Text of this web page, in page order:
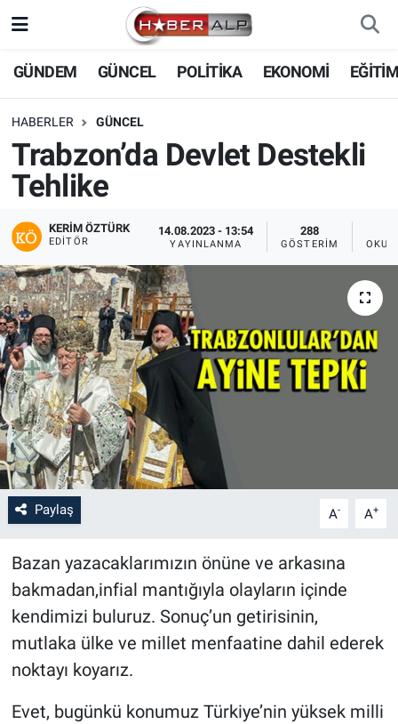
GÜNDEM GÜNCEL POLİTİKA EKONOMİ
HABERLER GÜNCEL
Trabzon’da Devlet Destekli
Tehlike
KERIM ÖZTÜRK
EDITÖR
14.08.2023 - 13:54
YAYINLANMA
288
GÖSTERIM
Paylaş A- A+
Bazan yazacaklarımızın önüne ve arkasına
bakmadan,infial mantığıyla olayların içinde
kendimizi buluruz. Sonuç’un getirisinin,
mutlaka ülke ve millet menfaatine dahil ederek
noktayı koyarız.
Evet, bugünkü konumuz Türkiye’nin yüksek milli
Nöbetçi Eczaneler
Hava Durumu
Trafik Durumu
Tüm Manşetler
Son Dakika Haberleri
Haber Arşivi